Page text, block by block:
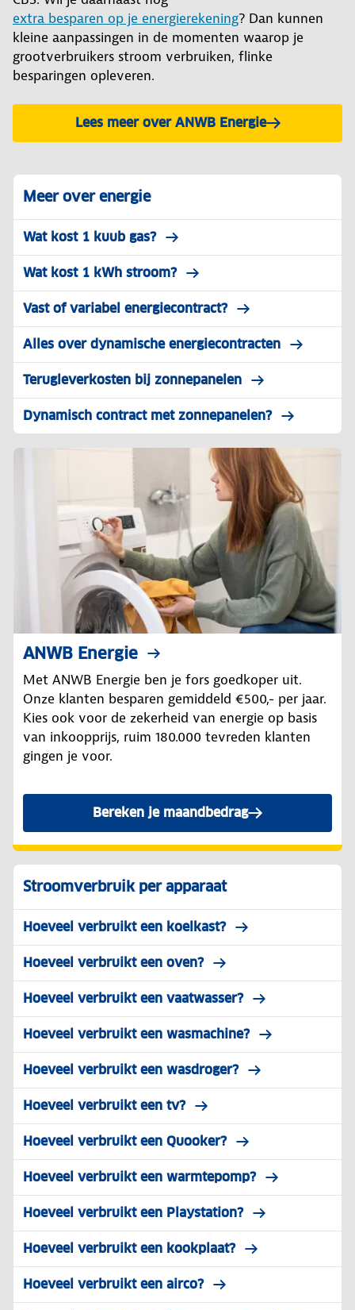
extra besparen op je energierekening? Dan kunnen
kleine aanpassingen in de momenten waarop je
grootverbruikers stroom verbruiken, flinke
besparingen opleveren.
Lees meer over ANWB Energie
Meer over energie
Wat kost 1 kuub gas?
Wat kost 1 kWh stroom?
Vast of variabel energiecontract?
Alles over dynamische energiecontracten
Terugleverkosten bij zonnepanelen
Dynamisch contract met zonnepanelen?
ANWB Energie
Met ANWB Energie ben je fors goedkoper uit.
Onze klanten besparen gemiddeld €500,- per jaar.
Kies ook voor de zekerheid van energie op basis
van inkoopprijs, ruim 180.000 tevreden klanten
gingen je voor.
Bereken je maandbedrag
Stroomverbruik per apparaat
Hoeveel verbruikt een koelkast?
Hoeveel verbruikt een oven?
Hoeveel verbruikt een vaatwasser?
Hoeveel verbruikt een wasmachine?
Hoeveel verbruikt een wasdroger?
Hoeveel verbruikt een tv?
Hoeveel verbruikt een Quooker?
Hoeveel verbruikt een warmtepomp?
Hoeveel verbruikt een Playstation?
Hoeveel verbruikt een kookplaat?
Hoeveel verbruikt een airco?